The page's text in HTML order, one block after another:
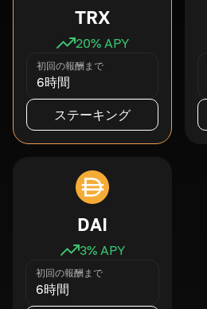
TRX
20% APY
初回の報酬まで
6時間
ステーキング
DAI
3% APY
初回の報酬まで
6時間